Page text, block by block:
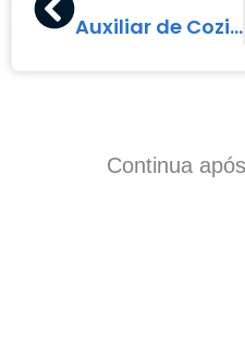
Auxiliar de Cozinha
Continua